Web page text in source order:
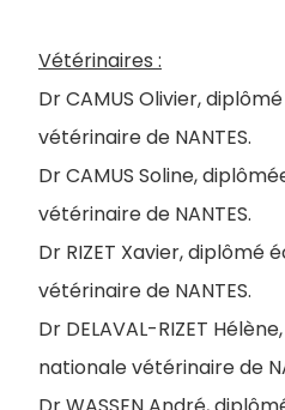
Vétérinaires :
Dr CAMUS Olivier,
vétérinaire de NANTES.
Dr CAMUS Soline,
vétérinaire de NANTES.
Dr RIZET Xavier, diplômé
vétérinaire de NANTES.
Dr DELAVAL-RIZET
nationale vétérinaire de